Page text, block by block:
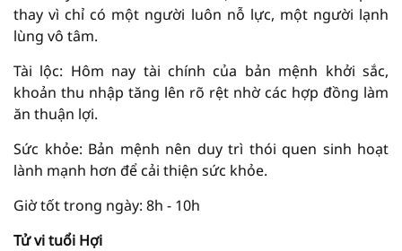
thay vì chỉ có một người luôn nỗ lực, một người lạnh
lùng vô tâm.
Tài lộc: Hôm nay tài chính của bản mệnh khởi sắc,
khoản thu nhập tăng lên rõ rệt nhờ các hợp đồng làm
ăn thuận lợi.
Sức khỏe: Bản mệnh nên duy trì thói quen sinh hoạt
lành mạnh hơn để cải thiện sức khỏe.
Giờ tốt trong ngày: 8h - 10h
Tử vi tuổi Hợi